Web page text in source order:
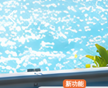
新功能